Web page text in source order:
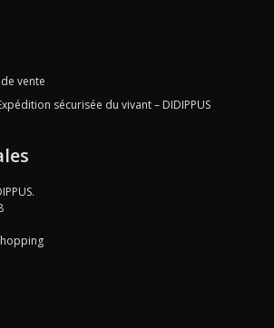
vente
sécurisée du vivant – DIDIPPUS